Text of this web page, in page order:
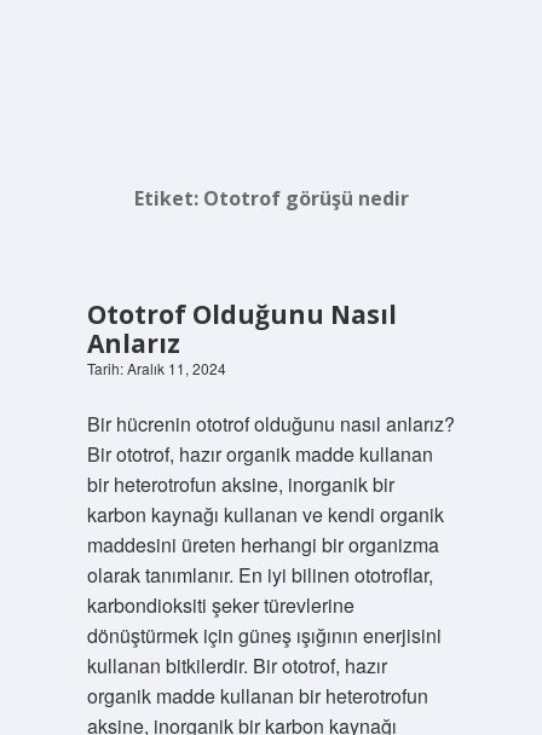
Etiket: Ototrof görüşü nedir
Ototrof Olduğunu Nasıl
Anlarız
Tarih: Aralık 11, 2024
Bir hücrenin ototrof olduğunu nasıl anlarız?
Bir ototrof, hazır organik madde kullanan
bir heterotrofun aksine, inorganik bir
karbon kaynağı kullanan ve kendi organik
maddesini üreten herhangi bir organizma
olarak tanımlanır. En iyi bilinen ototroflar,
karbondioksiti şeker türevlerine
dönüştürmek için güneş ışığının enerjisini
kullanan bitkilerdir. Bir ototrof, hazır
organik madde kullanan bir heterotrofun
aksine, inorganik bir karbon kaynağı